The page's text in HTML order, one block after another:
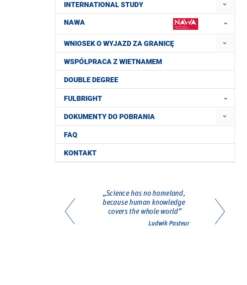
INTERNATIONAL STUDY
NAWA
WNIOSEK O WYJAZD ZA GRANICĘ
WSPÓŁPRACA Z WIETNAMEM
DOUBLE DEGREE
FULBRIGHT
DOKUMENTY DO POBRANIA
FAQ
KONTAKT